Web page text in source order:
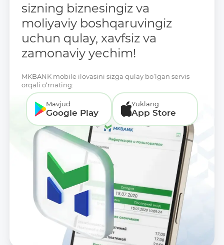
sizning biznesingiz va
moliyaviy boshqaruvingiz
uchun qulay, xavfsiz va
zamonaviy yechim!
MKBANK mobile ilovasini sizga qulay bo‘lgan servis
orqali o‘rnating:
Mavjud
Google Play
Yuklang
App Store